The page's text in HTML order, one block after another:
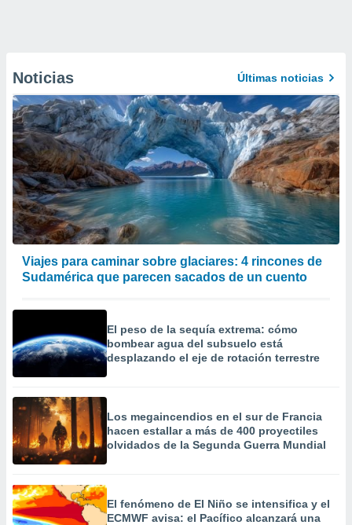
Noticias Últimas noticias
Viajes para caminar sobre glaciares: 4 rincones de
Sudamérica que parecen sacados de un cuento
El peso de la sequía extrema: cómo
bombear agua del subsuelo está
desplazando el eje de rotación terrestre
Los megaincendios en el sur de Francia
hacen estallar a más de 400 proyectiles
olvidados de la Segunda Guerra Mundial
El fenómeno de El Niño se intensifica y el
ECMWF avisa: el Pacífico alcanzará una